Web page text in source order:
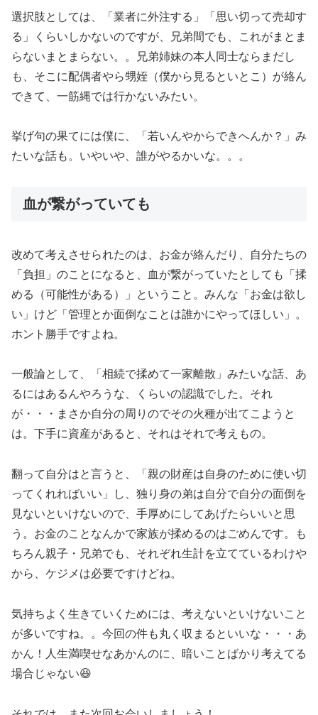
選択肢としては、「業者に外注する」「思い切って売却す
る」くらいしかないのですが、兄弟間でも、これがまとま
らないまとまらない。。兄弟姉妹の本人同士ならまだし
も、そこに配偶者やら甥姪（僕から見るといとこ）が絡ん
できて、一筋縄では行かないみたい。
挙げ句の果てには僕に、「若いんやからできへんか？」み
たいな話も。いやいや、誰がやるかいな。。。
血が繋がっていても
改めて考えさせられたのは、お金が絡んだり、自分たちの
「負担」のことになると、血が繋がっていたとしても「揉
める（可能性がある）」ということ。みんな「お金は欲し
い」けど「管理とか面倒なことは誰かにやってほしい」。
ホント勝手ですよね。
一般論として、「相続で揉めて一家離散」みたいな話、あ
るにはあるんやろうな、くらいの認識でした。それ
が・・・まさか自分の周りのでその火種が出てこようと
は。下手に資産があると、それはそれで考えもの。
翻って自分はと言うと、「親の財産は自身のために使い切
ってくれればいい」し、独り身の弟は自分で自分の面倒を
見ないといけないので、手厚めにしてあげたらいいと思
う。お金のことなんかで家族が揉めるのはごめんです。も
ちろん親子・兄弟でも、それぞれ生計を立てているわけや
から、ケジメは必要ですけどね。
気持ちよく生きていくためには、考えないといけないこと
が多いですね。。今回の件も丸く収まるといいな・・・あ
かん！人生満喫せなあかんのに、暗いことばかり考えてる
場合じゃない😆